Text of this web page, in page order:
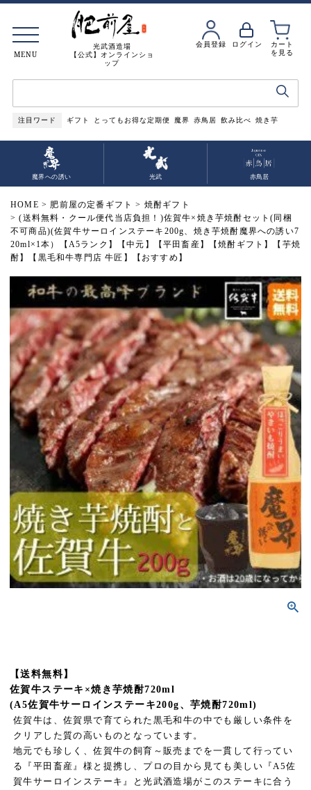
光武酒造場
【公式】オンラインショ
ップ
会員登録 ログイン
カート
を見る
注目ワード ギフト とってもお得な定期便 魔界 赤鳥居 飲み比べ 焼き芋
MENU
魔界への誘い 光武 赤鳥居
HOME 肥前屋の定番ギフト
焼酎ギフト
(送料無料・クール便代当店負担！)佐賀牛×焼き芋焼酎セット(同梱
不可商品)(佐賀牛サーロインステーキ200g、焼き芋焼酎魔界への誘い7
20ml×1本）【A5ランク】【中元】【平田畜産】【焼酎ギフト】【芋焼
酎】【黒毛和牛専門店 牛匠】【おすすめ】
【送料無料】
佐賀牛ステーキ×焼き芋焼酎720ml
(A5佐賀牛サーロインステーキ200g、芋焼酎720ml)
佐賀牛は、佐賀県で育てられた黒毛和牛の中でも厳しい条件を
クリアした質の高いものとなっています。
地元でも珍しく、佐賀牛の飼育～販売までを一貫して行ってい
る『平田畜産』様と提携し、プロの目から見ても美しい『A5佐
賀牛サーロインステーキ』と光武酒造場がこのステーキに合う